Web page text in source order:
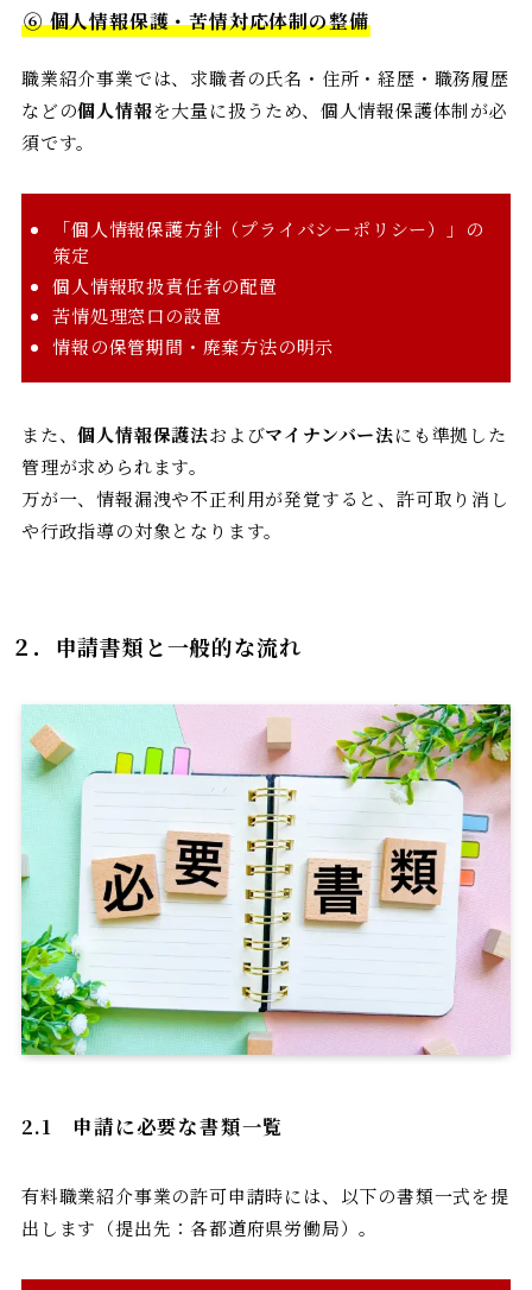
⑥ 個人情報保護・苦情対応体制の整備
職業紹介事業では、求職者の氏名・住所・経歴・職務履歴
などの個人情報を大量に扱うため、個人情報保護体制が必
須です。
「個人情報保護方針（プライバシーポリシー）」の
策定
個人情報取扱責任者の配置
苦情処理窓口の設置
情報の保管期間・廃棄方法の明示
また、個人情報保護法およびマイナンバー法にも準拠した
管理が求められます。
万が一、情報漏洩や不正利用が発覚すると、許可取り消し
や行政指導の対象となります。
２．申請書類と一般的な流れ
2.1 申請に必要な書類一覧
有料職業紹介事業の許可申請時には、以下の書類一式を提
出します（提出先：各都道府県労働局）。